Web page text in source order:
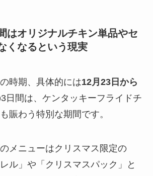
はオリジナルチキン単品やセ
くなるという現実
時期、具体的には12月23日から
日間は、ケンタッキーフライドチ
賑わう特別な期間です。
メニューはクリスマス限定の
ル」や「クリスマスパック」と